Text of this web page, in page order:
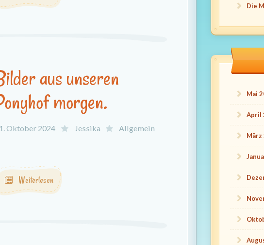
aus unseren
morgen.
Oktober 2024 Jessika Allgemein
Weiterlesen
Die
Mai
April
März